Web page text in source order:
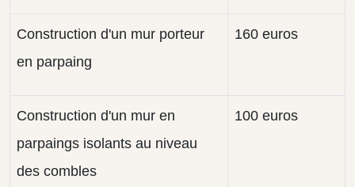
Construction d'un mur porteur
en parpaing
160 euros
Construction d'un mur en
parpaings isolants au niveau
des combles
100 euros